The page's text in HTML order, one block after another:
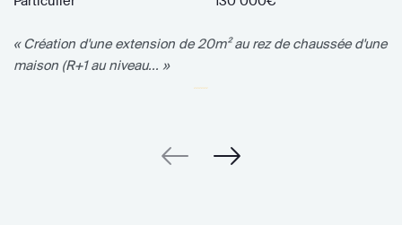
« Création d'une extension de 20m² au rez de chaussée d'une
maison (R+1 au niveau... »